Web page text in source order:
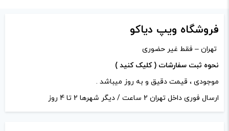
دیدگاه شما*
فروشگاه ویپ دیاکو
تهران – فقط غیر حضوری
نحوه ثبت سفارشات ( کلیک کنید )
موجودی ، قیمت دقیق و به روز میباشد .
ارسال فوری داخل تهران 2 ساعت / دیگر شهرها 2 تا 4 روز